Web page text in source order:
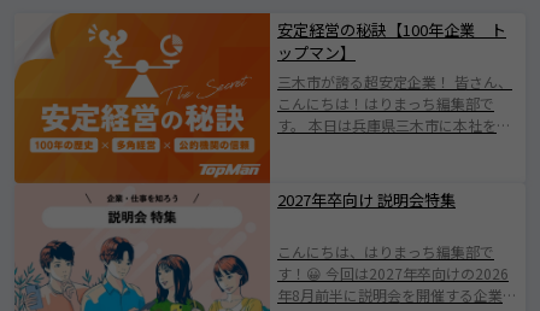
安定経営の秘訣【100年企業 ト
ップマン】
三木市が誇る超安定企業！ 皆さん、
こんにちは！はりまっち編集部で
す。 本日は兵庫県三木市に本社を構
1924年の創業以来、100年にわたり
地域とともに歩んできた歴史ある企
として知られる三木市に根ざした会
社で伝統を守りながらも、 新たな価
値創出に挑戦されている企業です
2027年卒向け 説明会特集
こんにちは、はりまっち編集部で
す！😀 今回は2027年卒向けの2026
年8月前半に説明会を開催する企業を